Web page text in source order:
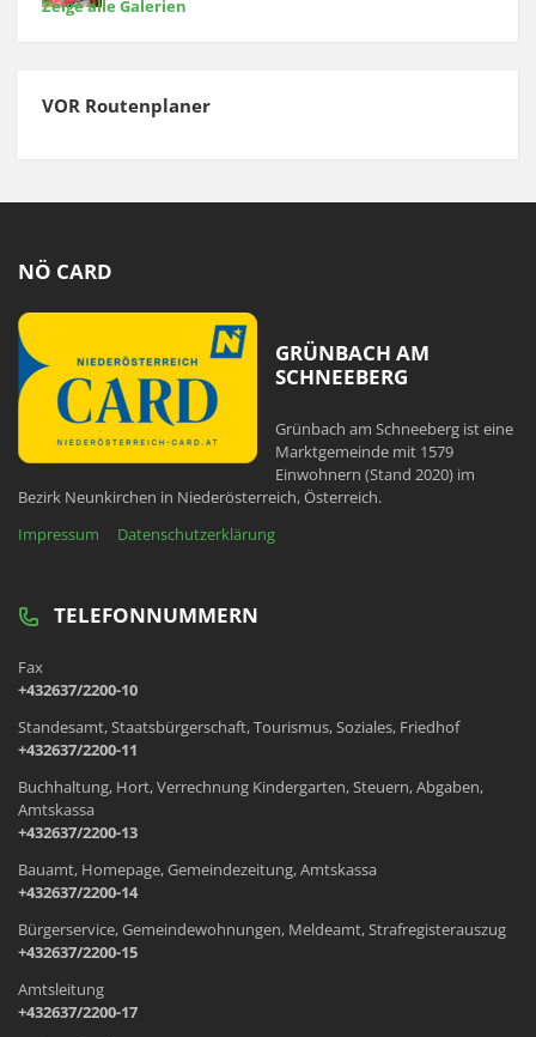
Zeige alle Galerien
VOR Routenplaner
NÖ CARD
GRÜNBACH AM
SCHNEEBERG
Grünbach am Schneeberg ist eine
Marktgemeinde mit 1579
Einwohnern (Stand 2020) im
Bezirk Neunkirchen in Niederösterreich, Österreich.
Impressum
Datenschutzerklärung
TELEFONNUMMERN
Fax
+432637/2200-10
Standesamt, Staatsbürgerschaft, Tourismus, Soziales, Friedhof
+432637/2200-11
Buchhaltung, Hort, Verrechnung Kindergarten, Steuern, Abgaben,
Amtskassa
+432637/2200-13
Bauamt, Homepage, Gemeindezeitung, Amtskassa
+432637/2200-14
Bürgerservice, Gemeindewohnungen, Meldeamt, Strafregisterauszug
+432637/2200-15
Amtsleitung
+432637/2200-17